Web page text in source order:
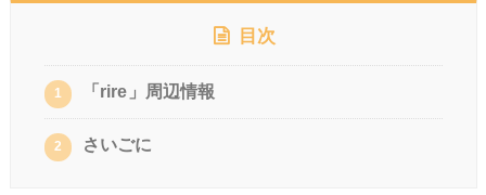
目次
1 「rire」周辺情報
2 さいごに